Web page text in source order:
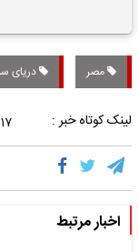
مصر دریای
لینک کوتاه خبر :
اخبار مرتبط